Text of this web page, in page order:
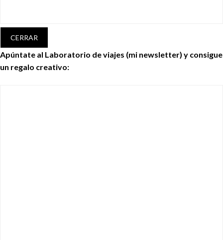
CERRAR
Apúntate al Laboratorio de viajes (mi newsletter) y consigue
un regalo creativo: